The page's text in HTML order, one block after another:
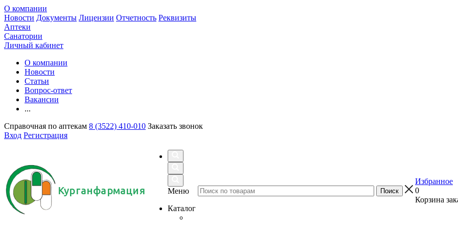
О компании
Новости Документы Лицензии Отчетность Реквизиты
Аптеки
Санатории
Личный кабинет
О компании
Новости
Статьи
Вопрос-ответ
Вакансии
...
Справочная по аптекам 8 (3522) 410-010 Заказать звонок
Вход Регистрация
Курганфармация
Меню
Каталог
Избранное
0
Корзина